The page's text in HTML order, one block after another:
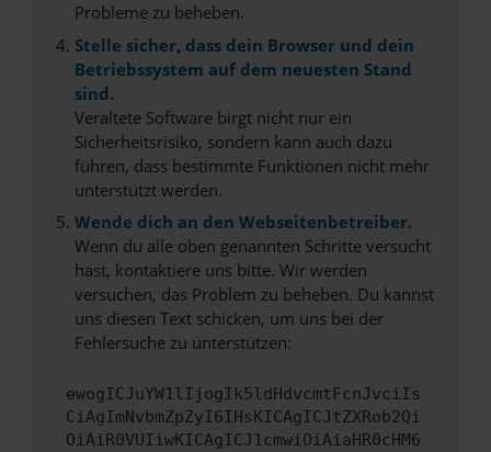
Probleme zu beheben.
Stelle sicher, dass dein Browser und dein
Betriebssystem auf dem neuesten Stand
sind.
Veraltete Software birgt nicht nur ein
Sicherheitsrisiko, sondern kann auch dazu
führen, dass bestimmte Funktionen nicht mehr
unterstützt werden.
Wende dich an den Webseitenbetreiber.
Wenn du alle oben genannten Schritte versucht
hast, kontaktiere uns bitte. Wir werden
versuchen, das Problem zu beheben. Du kannst
uns diesen Text schicken, um uns bei der
Fehlersuche zu unterstützen:
ewogICJuYW1lIjogIk5ldHdvcmtFcnJvciIs
CiAgImNvbmZpZyI6IHsKICAgICJtZXRob2Qi
OiAiR0VUIiwKICAgICJ1cmwiOiAiaHR0cHM6